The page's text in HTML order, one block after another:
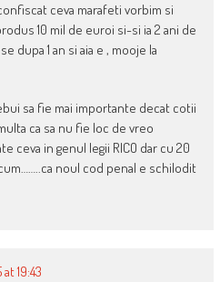
ceva marafeti vorbim si
10 mil de euroi si-si ia 2 ani de
dupa 1 an si aia e , mooje la
sa fie mai importante decat cotii
ca sa nu fie loc de vreo
ceva in genul legii RICO dar cu 20
noul cod penal e schilodit
19:43